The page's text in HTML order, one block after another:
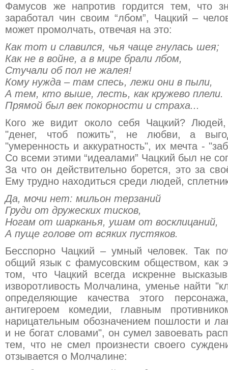
Фамусов же напротив гордится тем, что
заработал чин своим “лбом”, Чацкий –
может промолчать, отвечая на это:
Как тот и славился, чья чаще гнулась шея;
Как не в войне, а в мире брали лбом,
Стучали об пол не жалея!
Кому нужда – там спесь, лежи они в пыли,
А тем, кто выше, лесть, как кружево плели.
Прямой был век покорности и страха...
Кого же видит около себя Чацкий?
"денег, чтоб пожить", не любви, а
"умеренность и аккуратность", их мечта -
Со всеми этими “идеалами” Чацкий был не
За что он действительно борется, это за
Ему трудно находиться среди людей,
Да, мочи нет: мильон терзаний
Груди от дружеских тисков,
Ногам от шарканья, ушам от восклицаний,
А пуще голове от всяких пустяков.
Бесспорно Чацкий – умный человек. Так
общий язык с фамусовским обществом, как
том, что Чацкий всегда искренне
изворотливость Молчалина, уменье найти
определяющие качества этого
антигероем комедии, главным
нарицательным обозначением пошлости и
и не богат словами", он сумел завоевать
тем, что не смел произнести своего
отзывается о Молчалине: